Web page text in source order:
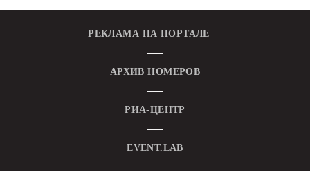
РЕКЛАМА НА ПОРТАЛЕ
АРХИВ НОМЕРОВ
РИА-ЦЕНТР
EVENT.LAB